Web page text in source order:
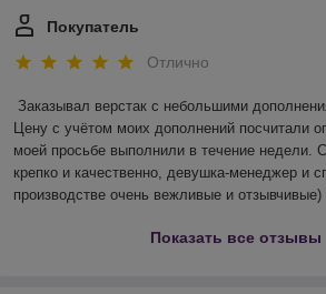
Покупатель
Отлично
Заказывал верстак с небольшими
Цену с учётом моих дополнений посчитали
моей просьбе выполнили в течение недели.
крепко и качественно, девушка-менеджер и
производстве очень вежливые и
Показать все отзывы